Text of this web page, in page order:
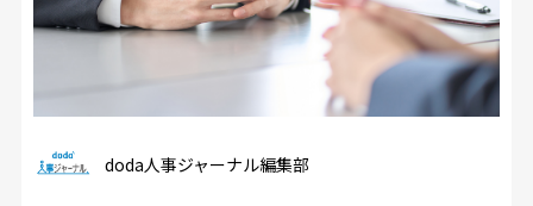
doda人事ジャーナル編集部